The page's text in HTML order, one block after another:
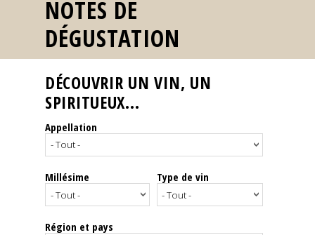
la
une
Reportages
Nos
Spiritueux
Notes
dégustation
NOTES DE
DÉGUSTATION
DÉCOUVRIR UN VIN, UN
SPIRITUEUX...
Appellation
Millésime Type de vin
Région et pays